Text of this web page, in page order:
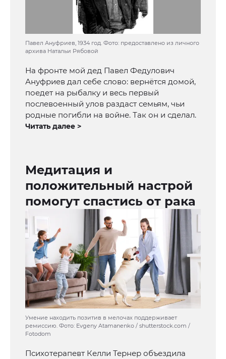
Павел Ануфриев, 1934 год. Фото: предоставлено из личного
архива Натальи Рябовой
На фронте мой дед Павел Федулович
Ануфриев дал себе слово: вернётся домой,
поедет на рыбалку и весь первый
послевоенный улов раздаст семьям, чьи
родные погибли на войне. Так он и сделал.
Читать далее >
Медитация и
положительный настрой
помогут спастись от рака
Умение находить позитив в мелочах поддерживает
ремиссию. Фото: Evgeny Atamanenko / shutterstock.com /
Fotodom
Психотерапевт Келли Тернер объездила